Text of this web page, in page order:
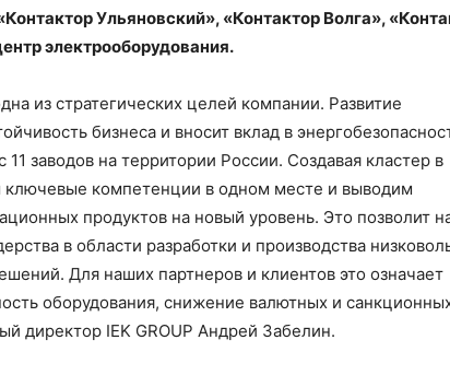
Ульяновский», «Контактор Волга»,
электрооборудования.
из стратегических целей компании. Развитие
бизнеса и вносит вклад в
заводов на территории России. Создавая кластер в
компетенции в одном месте и выводим
продуктов на новый уровень. Это позволит
в области разработки и производства
Для наших партнеров и клиентов это означает
оборудования, снижение валютных и
директор IEK GROUP Андрей Забелин.